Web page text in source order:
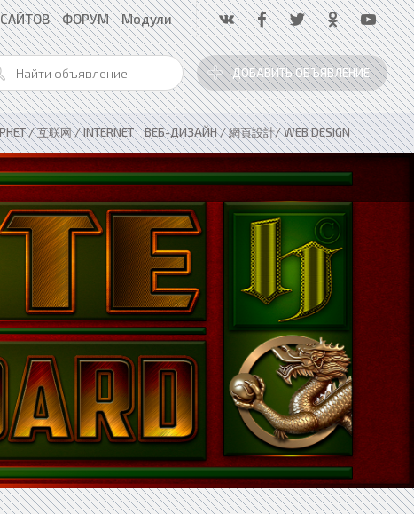
ФОРУМ Модули
ДОБАВИТЬ ОБЪЯВЛЕНИЕ
/ 互联网 / INTERNET»ВЕБ-ДИЗАЙН / 網頁設計/ WEB DESIGN